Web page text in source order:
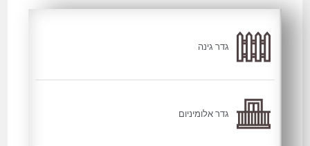
גדר גינה
גדר אלומיניום